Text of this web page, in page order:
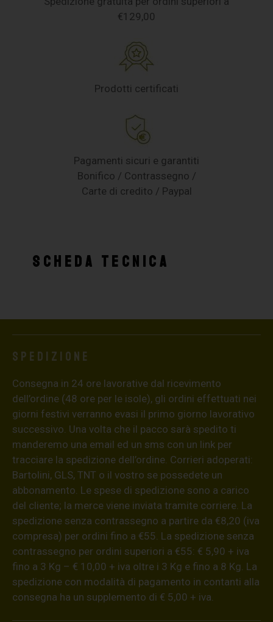
€129,00
Prodotti certificati
Pagamenti sicuri e garantiti
Bonifico / Contrassegno /
Carte di credito / Paypal
SCHEDA TECNICA
Spedizione
Consegna in 24 ore lavorative dal ricevimento
dell’ordine (48 ore per le isole), gli ordini effettuati nei
giorni festivi verranno evasi il primo giorno lavorativo
successivo. Una volta che il pacco sarà spedito ti
manderemo una email ed un sms con un link per
tracciare la spedizione dell’ordine. Corrieri adoperati:
Bartolini, GLS, TNT o il vostro se possedete un
abbonamento. Le spese di spedizione sono a carico
del cliente; la merce viene inviata tramite corriere. La
spedizione senza contrassegno a partire da €8,20 (iva
compresa) per ordini fino a €55. La spedizione senza
contrassegno per ordini superiori a €55: € 5,90 + iva
fino a 3 Kg – € 10,00 + iva oltre i 3 Kg e fino a 8 Kg. La
spedizione con modalità di pagamento in contanti alla
consegna ha un supplemento di € 5,00 + iva.